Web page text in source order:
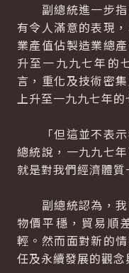
副總統進一步指
有令人滿意的表現
業產值佔製造業總
升至一九九七年的
言，重化及技術密
上升至一九九七年的
「但這並不表示
總統說，一九九七
就是對我們經濟體質
副總統認為，我
物價平穩，貿易順
輕。然而面對新的
任及永續發展的觀